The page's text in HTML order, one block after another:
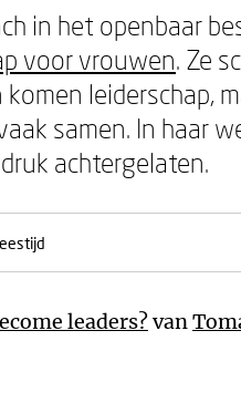
in het openbaar
voor vrouwen. Ze
leiderschap,
samen. In haar
achtergelaten.
leaders?van